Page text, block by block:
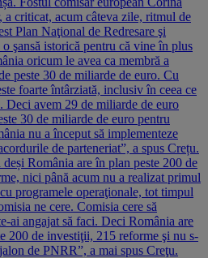
a criticat, acum câteva zile, ritmul de
Plan Naţional de Redresare şi
şansă istorică pentru că vine în plus
oricum le avea ca membră a
peste 30 de miliarde de euro. Cu
foarte întârziată, inclusiv în ceea ce
Deci avem 29 de miliarde de euro
30 de miliarde de euro pentru
nu a început să implementeze
de parteneriat”, a spus Crețu.
România are în plan peste 200 de
nici până acum nu a realizat primul
programele operaţionale, tot timpul
ne cere. Comisia cere să
ai angajat să faci. Deci România are
200 de investiţii, 215 reforme şi nu s-
de PNRR”, a mai spus Creţu.